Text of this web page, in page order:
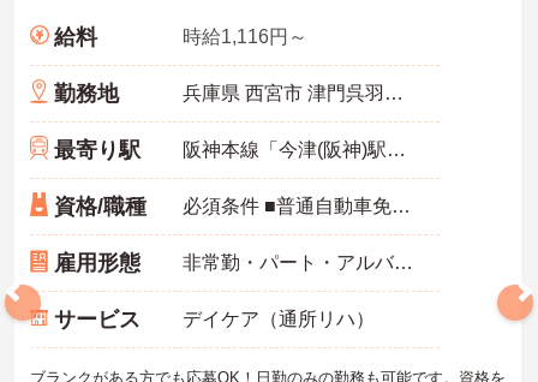
給料 時給1,116円～
勤務地 兵庫県 西宮市 津門呉羽町10-13
最寄り駅 阪神本線「今津(阪神)駅」徒歩11分
資格/職種 必須条件 ■普通自動車免許（AT限定可）※ペーパードライバー不可 ■介護職員初任者研修（旧ヘルパー2級）以上 ■介護実務経験1年以上（施設問わず）
雇用形態 非常勤・パート・アルバイト
サービス デイケア（通所リハ）
ブランクがある方でも応募OK！日勤のみの勤務も可能です。資格を